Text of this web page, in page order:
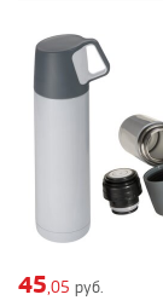
45 ,05 руб.